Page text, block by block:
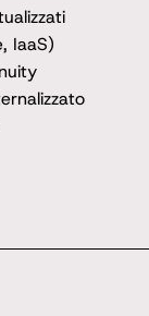
IaaS)